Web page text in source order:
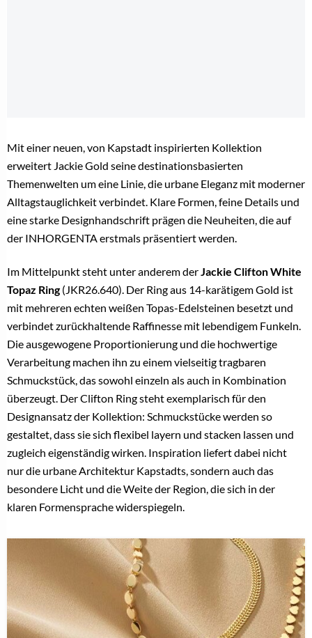
Mit einer neuen, von Kapstadt inspirierten Kollektion
erweitert Jackie Gold seine destinationsbasierten
Themenwelten um eine Linie, die urbane Eleganz mit moderner
Alltagstauglichkeit verbindet. Klare Formen, feine Details und
eine starke Designhandschrift prägen die Neuheiten, die auf
der INHORGENTA erstmals präsentiert werden.
Im Mittelpunkt steht unter anderem derJackie Clifton White
Topaz Ring(JKR26.640). Der Ring aus 14-karätigem Gold ist
mit mehreren echten weißen Topas-Edelsteinen besetzt und
verbindet zurückhaltende Raffinesse mit lebendigem Funkeln.
Die ausgewogene Proportionierung und die hochwertige
Verarbeitung machen ihn zu einem vielseitig tragbaren
Schmuckstück, das sowohl einzeln als auch in Kombination
überzeugt. Der Clifton Ring steht exemplarisch für den
Designansatz der Kollektion: Schmuckstücke werden so
gestaltet, dass sie sich flexibel layern und stacken lassen und
zugleich eigenständig wirken. Inspiration liefert dabei nicht
nur die urbane Architektur Kapstadts, sondern auch das
besondere Licht und die Weite der Region, die sich in der
klaren Formensprache widerspiegeln.